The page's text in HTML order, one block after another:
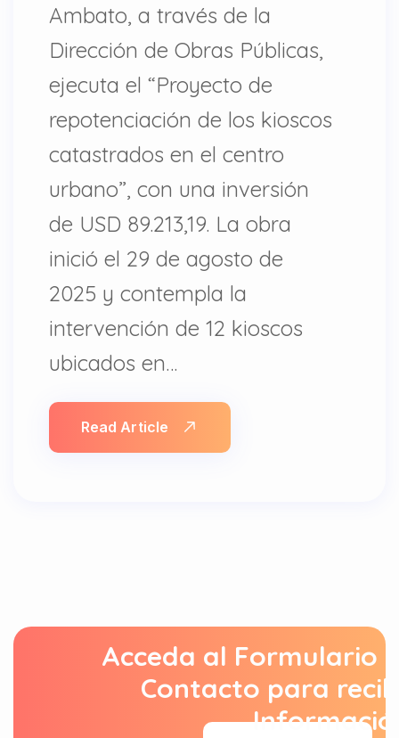
Ambato, a través de la
Dirección de Obras Públicas,
ejecuta el “Proyecto de
repotenciación de los kioscos
catastrados en el centro
urbano”, con una inversión
de USD 89.213,19. La obra
inició el 29 de agosto de
2025 y contempla la
intervención de 12 kioscos
ubicados en…
Read Article
Acceda al Formulario
Contacto para